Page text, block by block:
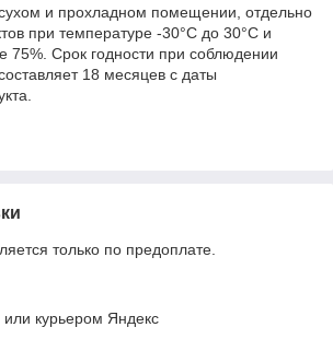
и прохладном помещении, отдельно
при температуре -30°С до 30°С и
75%. Срок годности при соблюдении
18 месяцев с даты
только по предоплате.
или курьером Яндекс